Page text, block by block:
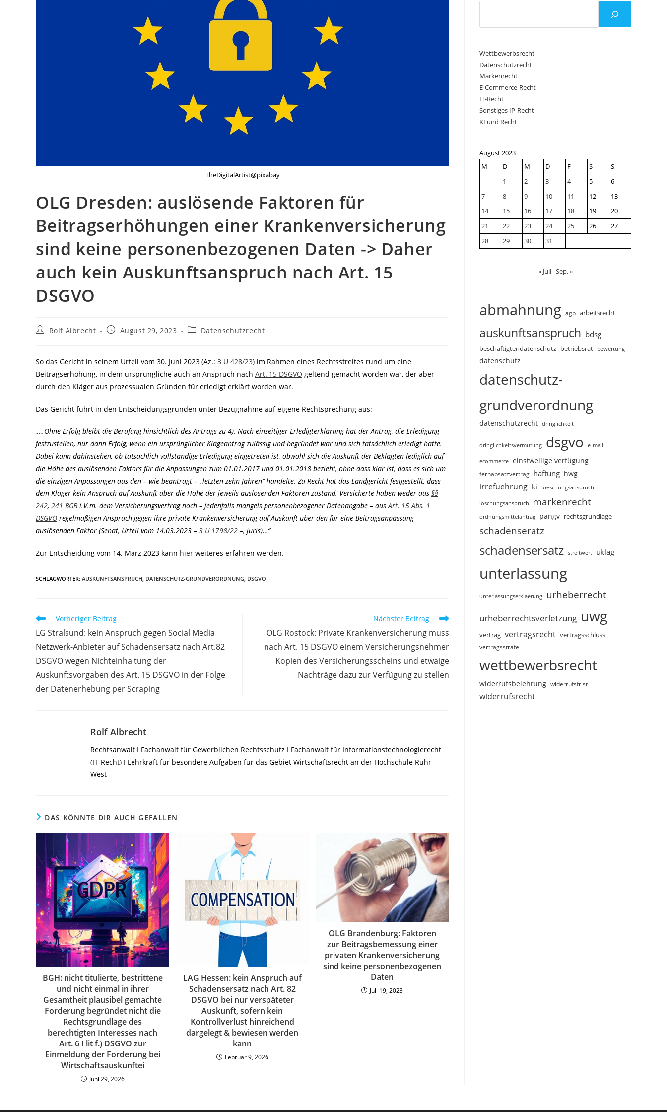
TheDigitalArtist@pixabay
OLG Dresden: auslösende Faktoren für
Beitragserhöhungen einer Krankenversicherung
sind keine personenbezogenen Daten -> Daher
auch kein Auskunftsanspruch nach Art. 15
DSGVO
Beitrags-
Rolf Albrecht
BeitragAugust 29, 2023
Beitrags-
Datenschutzrecht
So das Gericht in seinem Urteil vom 30. Juni 2023 (Az.: 3 U 428/23) im Rahmen eines Rechtsstreites rund um eine
Beitragserhöhung, in dem ursprüngliche auch an Anspruch nach Art. 15 DSGVO geltend gemacht worden war, der aber
durch den Kläger aus prozessualen Gründen für erledigt erklärt worden war.
Das Gericht führt in den Entscheidungsgründen unter Bezugnahme auf eigene Rechtsprechung aus:
„…Ohne Erfolg bleibt die Berufung hinsichtlich des Antrags zu 4). Nach einseitiger Erledigterklärung hat der Antrag, die Erledigung
festzustellen, nur dann Erfolg, wenn ein ursprünglicher Klageantrag zulässig und begründet war und sich tatsächlich erledigt hatte.
Dabei kann dahinstehen, ob tatsächlich vollständige Erledigung eingetreten ist, obwohl sich die Auskunft der Beklagten lediglich auf
die Höhe des auslösenden Faktors für die Anpassungen zum 01.01.2017 und 01.01.2018 bezieht, ohne dass klar ist, dass es sich um
die einzigen Anpassungen aus den – wie beantragt – „letzten zehn Jahren“ handelte. Zu Recht hat das Landgericht festgestellt, dass
dem Kläger kein Anspruch auf Auskunft über die Höhe der jeweils auslösenden Faktoren zustand. Versicherte haben weder aus §§
242, 241 BGBi.V.m. dem Versicherungsvertrag noch – jedenfalls mangels personenbezogener Datenangabe – ausArt. 15 Abs. 1
DSGVO regelmäßigen Anspruch gegen ihre private Krankenversicherung auf Auskunft über den für eine Beitragsanpassung
auslösenden Faktor (Senat, Urteil vom 14.03.2023 – 3 U 1798/22 –, juris)…“
Zur Entscheidung vom 14. März 2023 kann hier weiteres erfahren werden.
SCHLAGWÖRTER: AUSKUNFTSANSPRUCH DATENSCHUTZ-GRUNDVERORDNUNG DSGVO
Weitere
ansehen
Vorheriger Beitrag
LG Stralsund: kein Anspruch gegen Social Media
Netzwerk-Anbieter auf Schadensersatz nach Art.82
DSGVO wegen Nichteinhaltung der
Auskunftsvorgaben des Art. 15 DSGVO in der Folge
der Datenerhebung per Scraping
Nächster Beitrag
OLG Rostock: Private Krankenversicherung muss
nach Art. 15 DSGVO einem Versicherungsnehmer
Kopien des Versicherungsscheins und etwaige
Nachträge dazu zur Verfügung zu stellen
Rolf Albrecht
Rechtsanwalt I Fachanwalt für Gewerblichen Rechtsschutz I Fachanwalt für Informationstechnologierecht
(IT-Recht) I Lehrkraft für besondere Aufgaben für das Gebiet Wirtschaftsrecht an der Hochschule Ruhr
West
DAS KÖNNTE DIR AUCH GEFALLEN
BGH: nicht titulierte, bestrittene
und nicht einmal in ihrer
Gesamtheit plausibel gemachte
Forderung begründet nicht die
Rechtsgrundlage des
berechtigten Interesses nach
Art. 6 I lit f.) DSGVO zur
Einmeldung der Forderung bei
Wirtschaftsauskunftei
Juni 29, 2026
LAG Hessen: kein Anspruch auf
Schadensersatz nach Art. 82
DSGVO bei nur verspäteter
Auskunft, sofern kein
Kontrollverlust hinreichend
dargelegt & bewiesen werden
kann
Februar 9, 2026
OLG Brandenburg: Faktoren
zur Beitragsbemessung einer
privaten Krankenversicherung
sind keine personenbezogenen
Daten
Juli 19, 2023
Wettbewerbsrecht
Datenschutzrecht
Markenrecht
E-Commerce-Recht
IT-Recht
Sonstiges IP-Recht
KI und Recht
August 2023
M
D M D F S
S
1
2 3 4 5
6
7
8 9 10 11 12
13
14
15 16 17 18 19
20
21
22 23 24 25 26
27
28
29 30 31
« Juli Sep. »
abmahnung agb arbeitsrecht
auskunftsanspruch bdsg
beschäftigtendatenschutz betriebsrat bewertung
datenschutz
datenschutz-
grundverordnung
datenschutzrecht dringlichkeit
dringlichkeitsvermutung dsgvo e-mail
ecommerce einstweilige verfügung
fernabsatzvertrag haftung hwg
irrefuehrung ki loeschungsanspruch
löschungsanspruch markenrecht
ordnungsmittelantrag pangv rechtsgrundlage
schadenseratz
schadensersatz streitwert uklag
unterlassung
unterlassungserklaerung urheberrecht
urheberrechtsverletzung uwg
vertrag vertragsrecht vertragsschluss
vertragsstrafe
wettbewerbsrecht
widerrufsbelehrung widerrufsfrist
widerrufsrecht